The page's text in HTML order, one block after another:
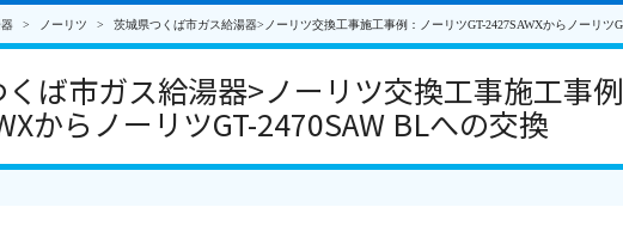
ノーリツ 茨城県つくば市ガス給湯器>ノーリツ交換工事施工事例：ノーリツGT-2427SAWXからノーリツ
ば市ガス給湯器>ノーリツ交換工事施工事
からノーリツGT-2470SAW BLへの交換